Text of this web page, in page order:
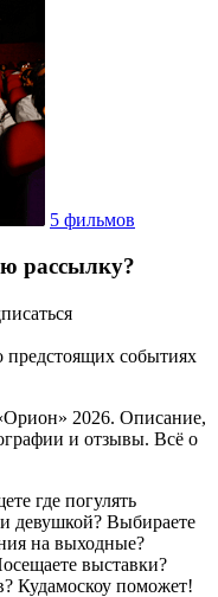
5 фильмов
рассылку?
предстоящих событиях
2026. Описание,
и отзывы. Всё о
где погулять
девушкой? Выбираете
на выходные?
выставки?
Кудамоскоу поможет!